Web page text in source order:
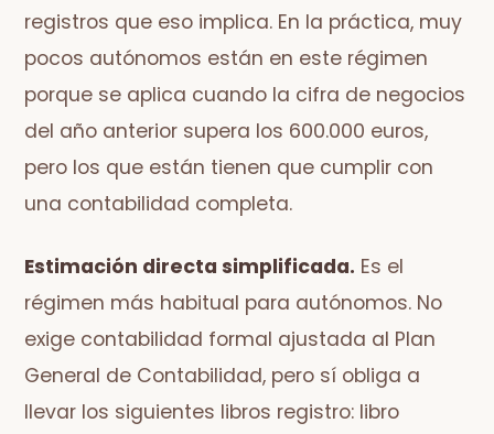
registros que eso implica. En la práctica, muy
pocos autónomos están en este régimen
porque se aplica cuando la cifra de negocios
del año anterior supera los 600.000 euros,
pero los que están tienen que cumplir con
una contabilidad completa.
Estimación directa simplificada. Es el
régimen más habitual para autónomos. No
exige contabilidad formal ajustada al Plan
General de Contabilidad, pero sí obliga a
llevar los siguientes libros registro: libro